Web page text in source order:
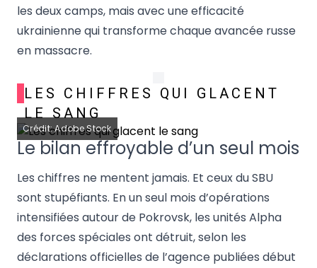
les deux camps, mais avec une efficacité
ukrainienne qui transforme chaque avancée russe
en massacre.
LES CHIFFRES QUI GLACENT
LE SANG
Crédit: Adobe Stock
Le bilan effroyable d’un seul mois
Les chiffres ne mentent jamais. Et ceux du SBU
sont stupéfiants. En un seul mois d’opérations
intensifiées autour de Pokrovsk, les unités Alpha
des forces spéciales ont détruit, selon les
déclarations officielles de l’agence publiées début